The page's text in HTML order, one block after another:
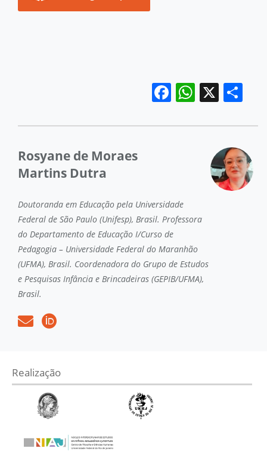
Facebook
X
Rosyane de Moraes
Martins Dutra
Doutoranda em Educação pela Universidade
Federal de São Paulo (Unifesp), Brasil. Professora
do Departamento de Educação I/Curso de
Pedagogia – Universidade Federal do Maranhão
(UFMA), Brasil. Coordenadora do Grupo de Estudos
e Pesquisas Infância e Brincadeiras (GEPIB/UFMA),
Brasil.
Realização